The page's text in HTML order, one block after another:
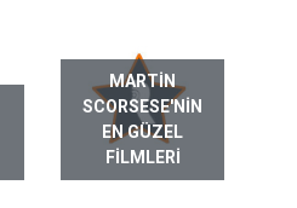
MARTIN
SCORSESE'NIN
EN GÜZEL
FILMLERI